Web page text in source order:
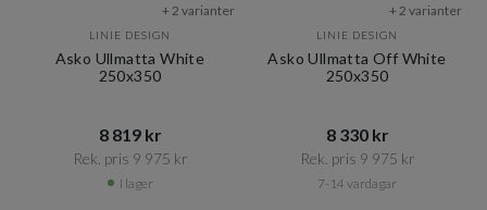
+ 2 varianter
LINIE DESIGN
Asko Ullmatta White
250x350
8 819 kr​​
Rek. pris 9 975 kr​​
I lager
+ 2 varianter
LINIE DESIGN
Asko Ullmatta Off White
250x350
8 330 kr​​
Rek. pris 9 975 kr​​
7-14 vardagar